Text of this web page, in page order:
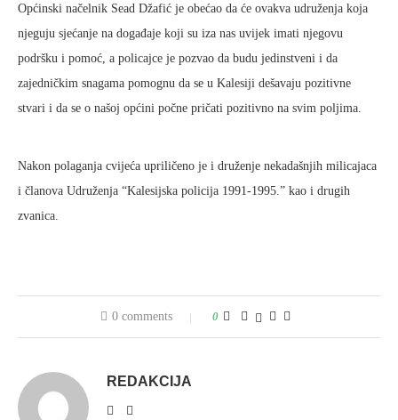
Općinski načelnik Sead Džafić je obećao da će ovakva udruženja koja
njeguju sjećanje na događaje koji su iza nas uvijek imati njegovu
podršku i pomoć, a policajce je pozvao da budu jedinstveni i da
zajedničkim snagama pomognu da se u Kalesiji dešavaju pozitivne
stvari i da se o našoj općini počne pričati pozitivno na svim poljima.
Nakon polaganja cvijeća upriličeno je i druženje nekadašnjih milicajaca
i članova Udruženja “Kalesijska policija 1991-1995.” kao i drugih
zvanica.
0 comments 0
REDAKCIJA